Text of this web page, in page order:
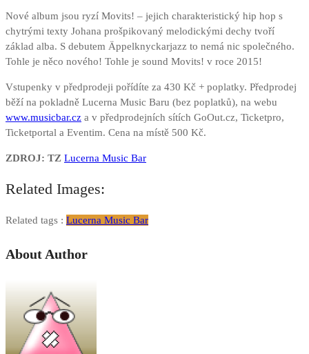
Nové album jsou ryzí Movits! – jejich charakteristický hip hop s
chytrými texty Johana prošpikovaný melodickými dechy tvoří
základ alba. S debutem Äppelknyckarjazz to nemá nic společného.
Tohle je něco nového! Tohle je sound Movits! v roce 2015!
Vstupenky v předprodeji pořídíte za 430 Kč + poplatky. Předprodej
běží na pokladně Lucerna Music Baru (bez poplatků), na webu
www.musicbar.cz a v předprodejních sítích GoOut.cz, Ticketpro,
Ticketportal a Eventim. Cena na místě 500 Kč.
ZDROJ: TZ Lucerna Music Bar
Related Images:
Related tags : Lucerna Music Bar
About Author